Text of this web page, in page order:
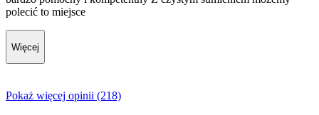
polecić to miejsce
Więcej
Pokaż więcej opinii (218)